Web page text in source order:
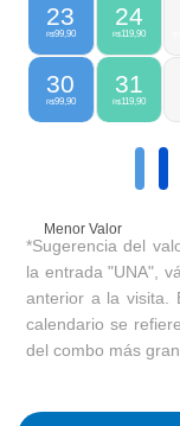
23
R$99,90
24
R$119,90
30
R$99,90
31
R$119,90
Menor Valor
*Sugerencia del
la entrada "UNA",
anterior a la visita.
calendario se
del combo más